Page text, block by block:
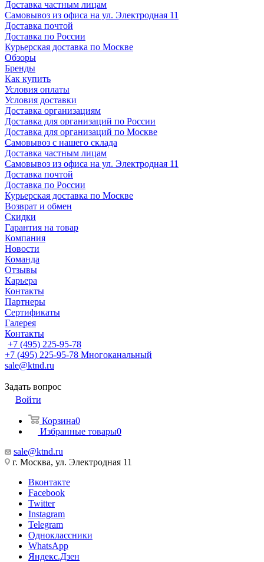
Доставка частным лицам
Самовывоз из офиса на ул. Электродная 11
Доставка почтой
Доставка по России
Курьерская доставка по Москве
Обзоры
Бренды
Как купить
Условия оплаты
Условия доставки
Доставка организациям
Доставка для организаций по России
Доставка для организаций по Москве
Самовывоз с нашего склада
Доставка частным лицам
Самовывоз из офиса на ул. Электродная 11
Доставка почтой
Доставка по России
Курьерская доставка по Москве
Возврат и обмен
Скидки
Гарантия на товар
Компания
Новости
Команда
Отзывы
Карьера
Контакты
Партнеры
Сертификаты
Галерея
Контакты
+7 (495) 225-95-78
+7 (495) 225-95-78 Многоканальный
sale@ktnd.ru
Задать вопрос
Войти
Корзина0
Избранные товары0
sale@ktnd.ru
г. Москва, ул. Электродная 11
Вконтакте
Facebook
Twitter
Instagram
Telegram
Одноклассники
WhatsApp
Яндекс.Дзен